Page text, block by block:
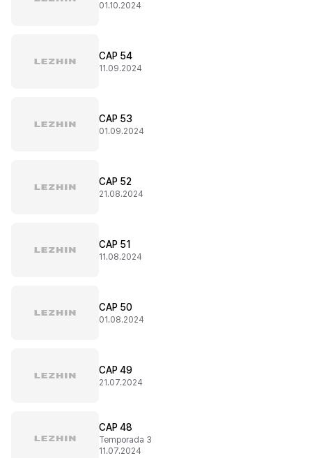
01.10.2024
CAP 54
11.09.2024
CAP 53
01.09.2024
CAP 52
21.08.2024
CAP 51
11.08.2024
CAP 50
01.08.2024
CAP 49
21.07.2024
CAP 48
Temporada 3
11.07.2024